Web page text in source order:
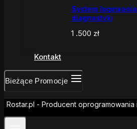
System logowania
diagnostyki
1 .500 zł
Kontakt
Bieżące Promocje
Rostar.pl - Producent